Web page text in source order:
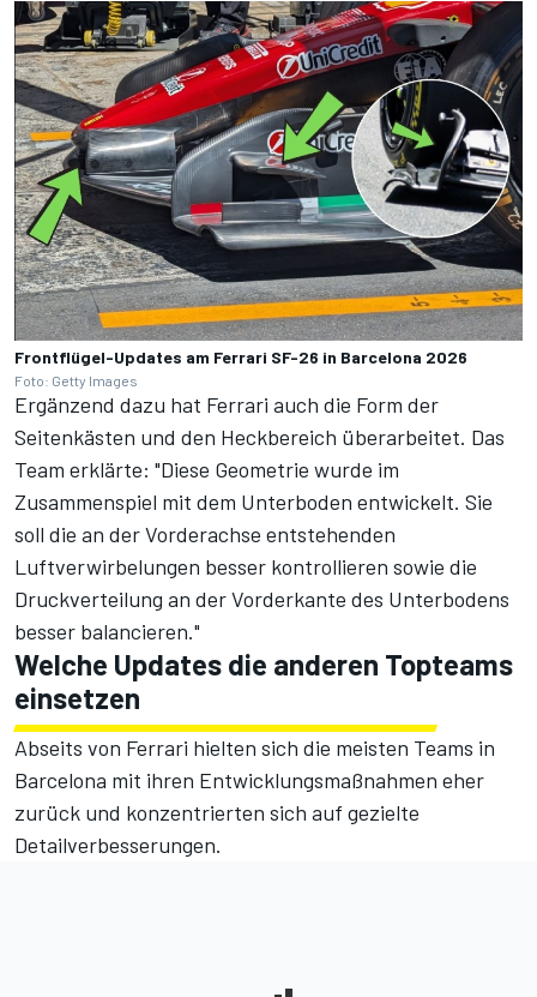
Frontflügel-Updates am Ferrari SF-26 in Barcelona 2026
Foto: Getty Images
Ergänzend dazu hat Ferrari auch die Form der
Seitenkästen und den Heckbereich überarbeitet. Das
Team erklärte: "Diese Geometrie wurde im
Zusammenspiel mit dem Unterboden entwickelt. Sie
soll die an der Vorderachse entstehenden
Luftverwirbelungen besser kontrollieren sowie die
Druckverteilung an der Vorderkante des Unterbodens
besser balancieren."
Welche Updates die anderen Topteams
einsetzen
Abseits von Ferrari hielten sich die meisten Teams in
Barcelona mit ihren Entwicklungsmaßnahmen eher
zurück und konzentrierten sich auf gezielte
Detailverbesserungen.